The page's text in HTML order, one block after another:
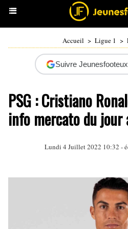
Accueil > Ligue 1 >
Suivre
PSG : Cristiano
info mercato du jour
Lundi 4 Juillet 2022 10:32 -